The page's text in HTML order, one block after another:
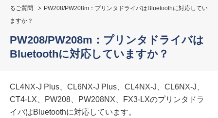
るご質問
PW208/PW208m：プリンタドライバはBluetoothに対応してい
ますか？
PW208/PW208m：プリンタドライバは
Bluetoothに対応していますか？
CL4NX-J Plus、CL6NX-J Plus、CL4NX-J、CL6NX-J、
CT4-LX、PW208、PW208NX、FX3-LXのプリンタドラ
イバはBluetoothに対応しています。